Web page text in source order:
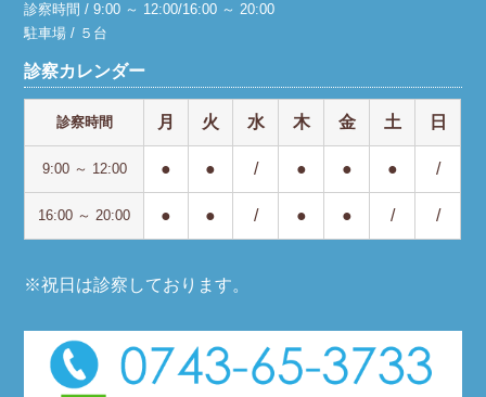
診察時間 / 9:00 ～ 12:00/16:00 ～ 20:00
駐車場 / ５台
診察カレンダー
診察時間 月 火 水 木 金 土 日
9:00 ～ 12:00 ● ● / ● ● ● /
16:00 ～ 20:00 ● ● / ● ● / /
※祝日は診察しております。